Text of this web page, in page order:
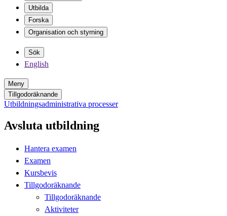
Utbilda
Forska
Organisation och styrning
Sök
English
Meny
Tillgodoräknande
Utbildningsadministrativa processer
Avsluta utbildning
Hantera examen
Examen
Kursbevis
Tillgodoräknande
Tillgodoräknande
Aktiviteter